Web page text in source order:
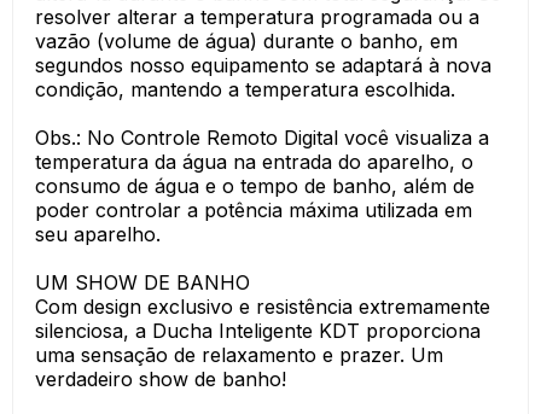
resolver alterar a temperatura programada ou a
vazão (volume de água) durante o banho, em
segundos nosso equipamento se adaptará à nova
condição, mantendo a temperatura escolhida.
Obs.: No Controle Remoto Digital você visualiza a
temperatura da água na entrada do aparelho, o
consumo de água e o tempo de banho, além de
poder controlar a potência máxima utilizada em
seu aparelho.
UM SHOW DE BANHO
Com design exclusivo e resistência extremamente
silenciosa, a Ducha Inteligente KDT proporciona
uma sensação de relaxamento e prazer. Um
verdadeiro show de banho!